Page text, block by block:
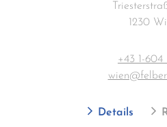
1230
+43 1-604
Details